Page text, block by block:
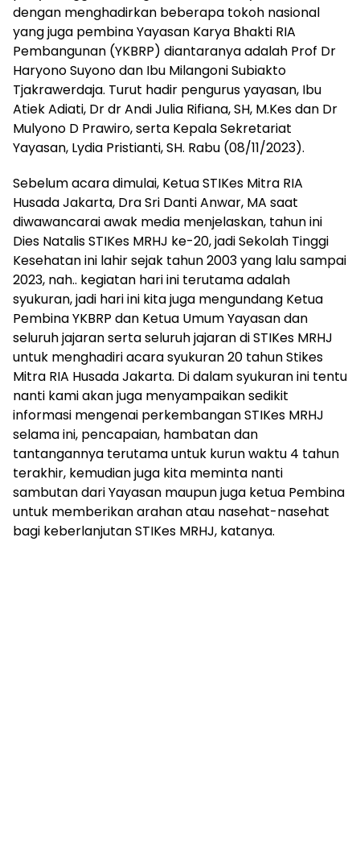
dengan menghadirkan beberapa tokoh nasional
yang juga pembina Yayasan Karya Bhakti RIA
Pembangunan (YKBRP) diantaranya adalah Prof Dr
Haryono Suyono dan Ibu Milangoni Subiakto
Tjakrawerdaja. Turut hadir pengurus yayasan, Ibu
Atiek Adiati, Dr dr Andi Julia Rifiana, SH, M.Kes dan Dr
Mulyono D Prawiro, serta Kepala Sekretariat
Yayasan, Lydia Pristianti, SH. Rabu (08/11/2023).
Sebelum acara dimulai, Ketua STIKes Mitra RIA
Husada Jakarta, Dra Sri Danti Anwar, MA saat
diwawancarai awak media menjelaskan, tahun ini
Dies Natalis STIKes MRHJ ke-20, jadi Sekolah Tinggi
Kesehatan ini lahir sejak tahun 2003 yang lalu sampai
2023, nah.. kegiatan hari ini terutama adalah
syukuran, jadi hari ini kita juga mengundang Ketua
Pembina YKBRP dan Ketua Umum Yayasan dan
seluruh jajaran serta seluruh jajaran di STIKes MRHJ
untuk menghadiri acara syukuran 20 tahun Stikes
Mitra RIA Husada Jakarta. Di dalam syukuran ini tentu
nanti kami akan juga menyampaikan sedikit
informasi mengenai perkembangan STIKes MRHJ
selama ini, pencapaian, hambatan dan
tantangannya terutama untuk kurun waktu 4 tahun
terakhir, kemudian juga kita meminta nanti
sambutan dari Yayasan maupun juga ketua Pembina
untuk memberikan arahan atau nasehat-nasehat
bagi keberlanjutan STIKes MRHJ, katanya.